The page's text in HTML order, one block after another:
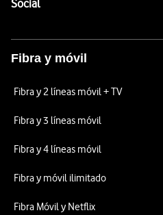
SocialEnlaces a las redes
Fibra y móvil
Fibra y 2 líneas móvil + TV
Fibra y 3 líneas móvil
Fibra y 4 líneas móvil
Fibra y móvil ilimitado
Fibra Móvil y Netflix